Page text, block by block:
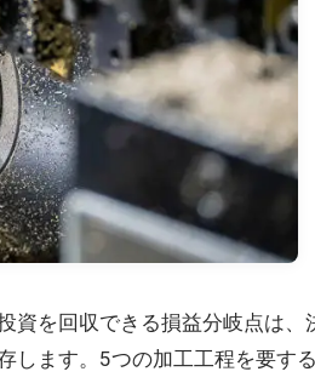
資を回収できる損益分岐点は、
します。5つの加工工程を要す